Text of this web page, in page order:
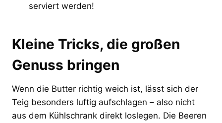
serviert werden!
Kleine Tricks, die großen
Genuss bringen
Wenn die Butter richtig weich ist, lässt sich der
Teig besonders luftig aufschlagen – also nicht
aus dem Kühlschrank direkt loslegen. Die Beeren